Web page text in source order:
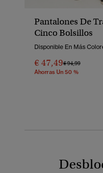
Pantalones De
Cinco Bolsillos
Disponible En Más
€ 47,49Precio Rebajado
€ 94,99A
Ahorras Un 50 %